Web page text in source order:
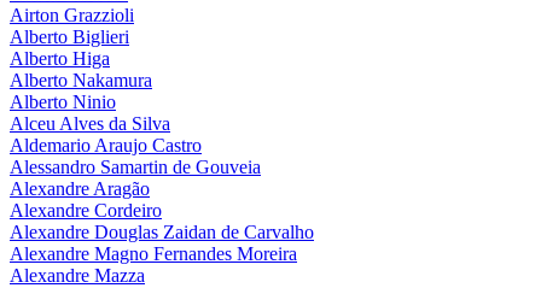
Airton Grazzioli
Alberto Biglieri
Alberto Higa
Alberto Nakamura
Alberto Ninio
Alceu Alves da Silva
Aldemario Araujo Castro
Alessandro Samartin de Gouveia
Alexandre Aragão
Alexandre Cordeiro
Alexandre Douglas Zaidan de Carvalho
Alexandre Magno Fernandes Moreira
Alexandre Mazza